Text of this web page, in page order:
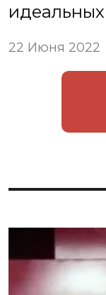
22 Июня 2022